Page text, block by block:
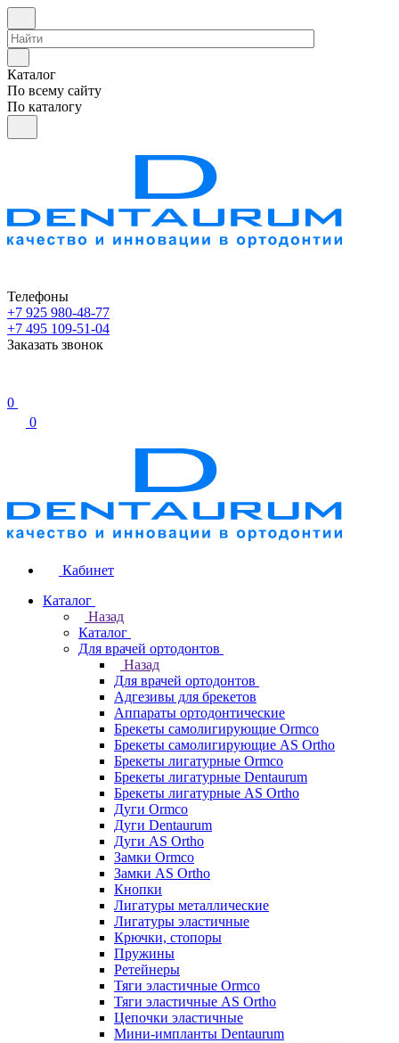
Каталог
По всему сайту
По каталогу
Телефоны
+7 925 980-48-77
+7 495 109-51-04
Заказать звонок
0
0
Кабинет
Каталог
Назад
Каталог
Для врачей ортодонтов
Назад
Для врачей ортодонтов
Адгезивы для брекетов
Аппараты ортодонтические
Брекеты самолигирующие Ormco
Брекеты самолигирующие AS Ortho
Брекеты лигатурные Ormco
Брекеты лигатурные Dentaurum
Брекеты лигатурные AS Ortho
Дуги Ormco
Дуги Dentaurum
Дуги AS Ortho
Замки Ormco
Замки AS Ortho
Кнопки
Лигатуры металлические
Лигатуры эластичные
Крючки, стопоры
Пружины
Ретейнеры
Тяги эластичные Ormco
Тяги эластичные AS Ortho
Цепочки эластичные
Мини-импланты Dentaurum